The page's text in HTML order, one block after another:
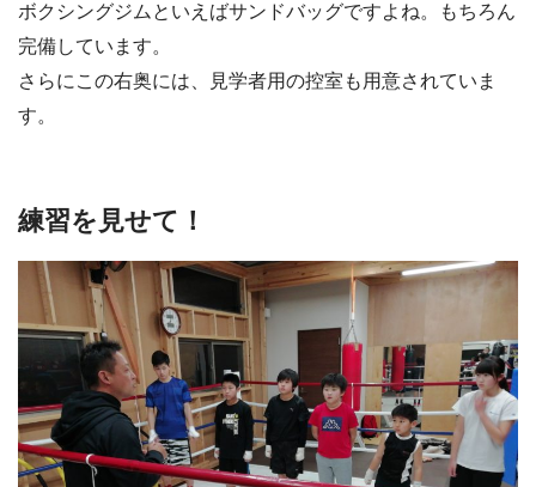
ボクシングジムといえばサンドバッグですよね。もちろん
完備しています。
さらにこの右奥には、見学者用の控室も用意されていま
す。
練習を見せて！